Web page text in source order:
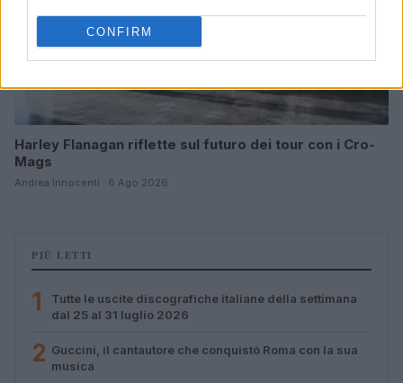
CONFIRM
Harley Flanagan riflette sul futuro dei tour con i Cro-
Mags
Andrea Innocenti · 6 Ago 2026
PIÙ LETTI
1
Tutte le uscite discografiche italiane della settimana
dal 25 al 31 luglio 2026
2 Guccini, il cantautore che conquistò Roma con la sua
musica